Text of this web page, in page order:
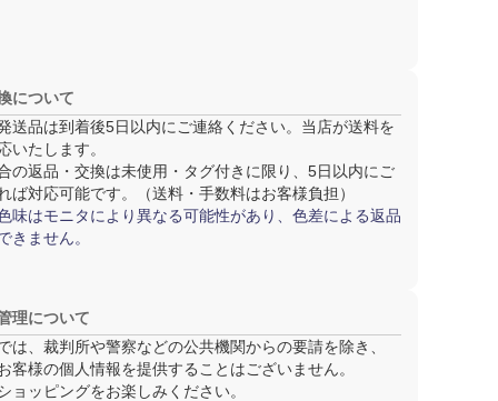
について
送品は到着後5日以内にご連絡ください。当店が送料を
いたします。
の返品・交換は未使用・タグ付き に限り、5日以内にご
ば対応可能です。（送料・手数料はお客様負担）
味はモニタにより異なる可能性があり、色差による返品
きません。
理について
は、裁判所や警察などの公共機関からの要請を除き、
客様の個人情報を提供することはございません。
ョッピングをお楽しみください。